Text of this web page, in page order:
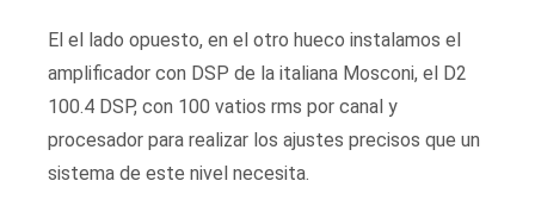
El el lado opuesto, en el otro hueco instalamos el
amplificador con DSP de la italiana Mosconi, el D2
100.4 DSP, con 100 vatios rms por canal y
procesador para realizar los ajustes precisos que un
sistema de este nivel necesita.